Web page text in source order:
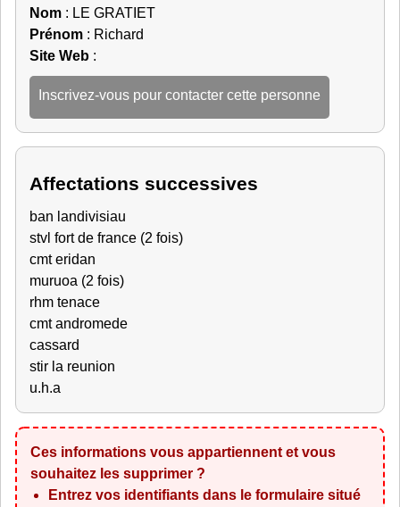
Nom : LE GRATIET
Prénom : Richard
Site Web :
Inscrivez-vous pour contacter cette personne
Affectations successives
ban landivisiau
stvl fort de france (2 fois)
cmt eridan
muruoa (2 fois)
rhm tenace
cmt andromede
cassard
stir la reunion
u.h.a
Ces informations vous appartiennent et vous
souhaitez les supprimer ?
Entrez vos identifiants dans le formulaire situé